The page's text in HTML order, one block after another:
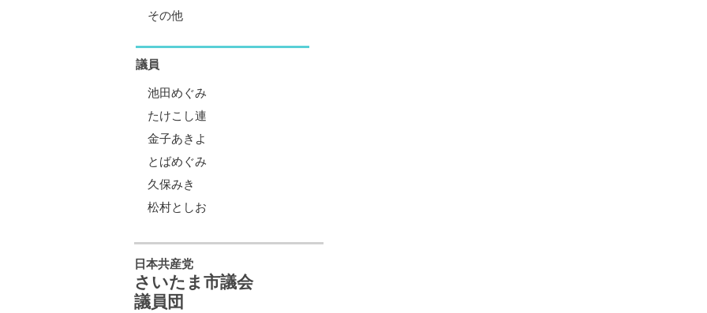
その他
議員
池田めぐみ
たけこし連
金子あきよ
とばめぐみ
久保みき
松村としお
日本共産党
さいたま市議会
議員団